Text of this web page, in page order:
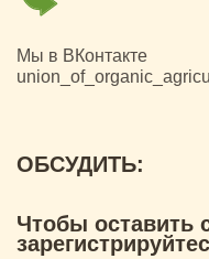
Мы в ВКонтакте
ОБСУДИТЬ:
Чтобы оставить